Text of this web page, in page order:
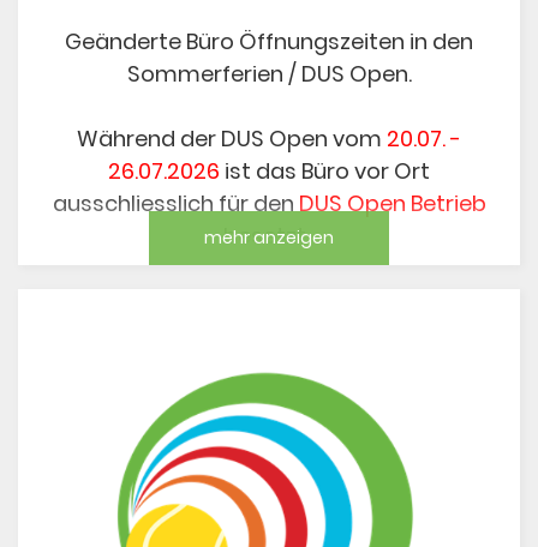
Geänderte Büro Öffnungszeiten in den
Sommerferien / DUS Open.
Während der DUS Open vom 20.07. -
26.07.2026 ist das Büro vor Ort
ausschliesslich für denDUS Open Betrieb
besetzt.
In der Zeit vom
25.07. - 09.08.26ist das Büro dann
urlaubsbedingt nicht besetzt!
mehr anzeigen